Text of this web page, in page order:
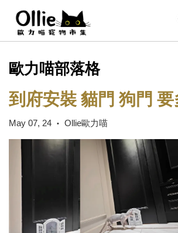
歐力喵部落格
到府安裝 貓門 狗門
May 07, 24 • Ollie歐力喵